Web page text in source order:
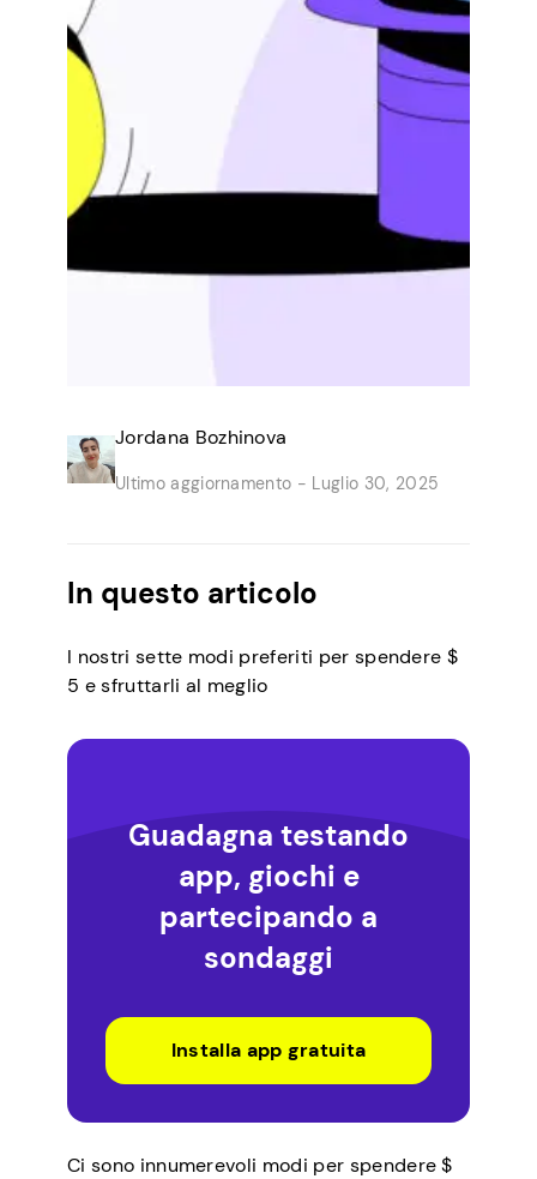
Jordana Bozhinova
Ultimo aggiornamento - Luglio 30, 2025
In questo articolo
I nostri sette modi preferiti per spendere $
5 e sfruttarli al meglio
Guadagna testando
app, giochi e
partecipando a
sondaggi
Installa app gratuita
Ci sono innumerevoli modi per spendere $